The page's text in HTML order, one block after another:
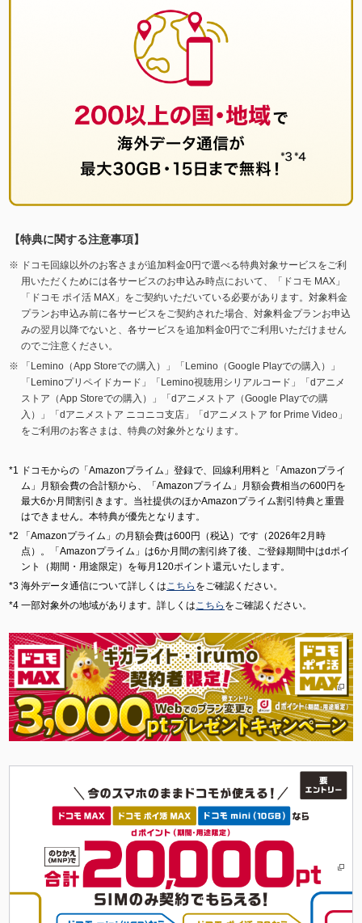
【特典に関する注意事項】
ドコモ回線以外のお客さまが追加料金0円で選べる特典対象サービスをご利
用いただくためには各サービスのお申込み時点において、「ドコモ MAX」
「ドコモ ポイ活 MAX」をご契約いただいている必要があります。対象料金
プランお申込み前に各サービスをご契約された場合、対象料金プランお申込
みの翌月以降でないと、各サービスを追加料金0円でご利用いただけません
のでご注意ください。
「Lemino（App Storeでの購入）」「Lemino（Google Playでの購入）」
「Leminoプリペイドカード」「Lemino視聴用シリアルコード」「dアニメ
ストア（App Storeでの購入）」「dアニメストア（Google Playでの購
入）」「dアニメストア ニコニコ支店」「dアニメストア for Prime Video」
をご利用のお客さまは、特典の対象外となります。
ドコモからの「Amazonプライム」登録で、回線利用料と「Amazonプライ
ム」月額会費の合計額から、「Amazonプライム」月額会費相当の600円を
最大6か月間割引きます。当社提供のほかAmazonプライム割引特典と重畳
はできません。本特典が優先となります。
「Amazonプライム」の月額会費は600円（税込）です（2026年2月時
点）。「Amazonプライム」は6か月間の割引終了後、ご登録期間中はdポイ
ント（期間・用途限定）を毎月120ポイント還元いたします。
海外データ通信について詳しくはこちら をご確認ください。
一部対象外の地域があります。詳しくはこちら をご確認ください。